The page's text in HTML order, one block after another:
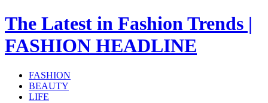
The Latest in Fashion Trends |
FASHION HEADLINE
FASHION
BEAUTY
LIFE